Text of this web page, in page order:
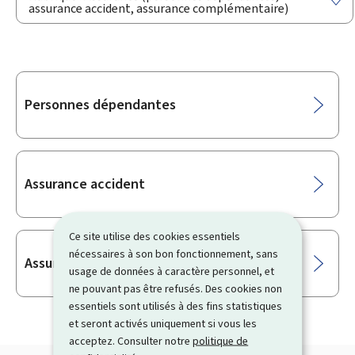
Ce site utilise des cookies essentiels
nécessaires à son bon fonctionnement, sans
usage de données à caractère personnel, et
ne pouvant pas être refusés. Des cookies non
essentiels sont utilisés à des fins statistiques
et seront activés uniquement si vous les
acceptez. Consulter notrepolitique de
assurance accident, assurance complémentaire)
Sous-
Personnes dépendantes
Assurance accident
Assurance complémentaire